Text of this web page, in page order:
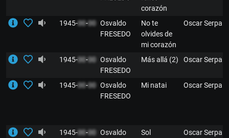
corazón
1945-00-00 Osvaldo
FRESEDO
No te
olvides de
mi corazón
Oscar Serpa
1945-00-00 Osvaldo
FRESEDO
Más allá (2) Oscar Serpa
1945-00-00 Osvaldo
FRESEDO
Mi natai Oscar Serpa
1945-00-00 Osvaldo
Sol Oscar Serpa